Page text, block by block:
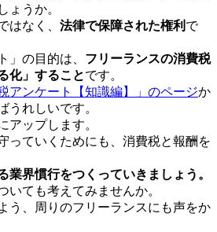
ょうか。
はなく、 法律で保障された権利 で
」の目的は、 フリーランスの消費税
化」することです。
アンケート【知識編】」のページか
うれしいです。
アップします。
っていくためにも、消費税と報酬を
業界慣行をつくっていきましょう。
いても考えてみませんか。
う、周りのフリーランスにも声をか